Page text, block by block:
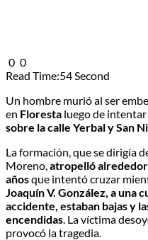
0 0
Read Time:54 Second
Un hombre murió al ser
en Floresta luego de
sobre la calle Yerbal y San
La formación, que se dirigía
Moreno,atropelló alrededor
añosque intentó cruzar
Joaquín V. González, a una
accidente, estaban bajas y
encendidas. La víctima
provocó la tragedia.